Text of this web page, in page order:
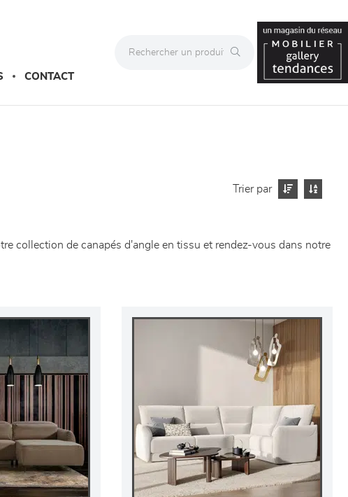
CONTACT
Trier par
collection de canapés d'angle en tissu et rendez-vous dans notre